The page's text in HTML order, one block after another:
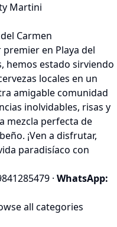
Martini
Carmen
en Playa del
hemos estado sirviendo
locales en un
amigable comunidad
inolvidables, risas y
mezcla perfecta de
¡Ven a disfrutar,
paradisíaco con
· WhatsApp:
all categories